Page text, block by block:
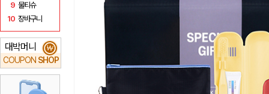
9 물티슈
10 장바구니
대박머니
COUPON SHOP
₩